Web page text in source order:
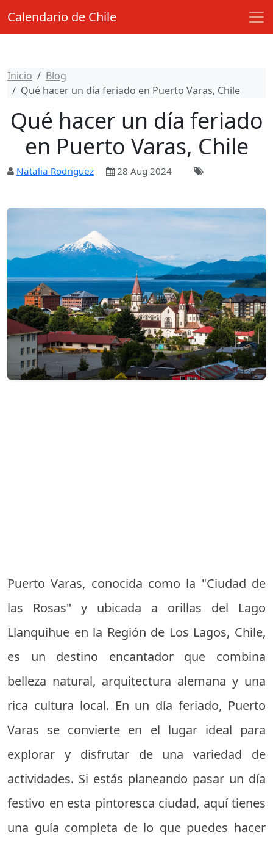
Calendario de Chile
Inicio
Blog
Qué hacer un día feriado en Puerto Varas, Chile
Qué hacer un día feriado
en Puerto Varas, Chile
Natalia Rodriguez 28 Aug 2024
Puerto Varas, conocida como la "Ciudad de
las Rosas" y ubicada a orillas del Lago
Llanquihue en la Región de Los Lagos, Chile,
es un destino encantador que combina
belleza natural, arquitectura alemana y una
rica cultura local. En un día feriado, Puerto
Varas se convierte en el lugar ideal para
explorar y disfrutar de una variedad de
actividades. Si estás planeando pasar un día
festivo en esta pintoresca ciudad, aquí tienes
una guía completa de lo que puedes hacer